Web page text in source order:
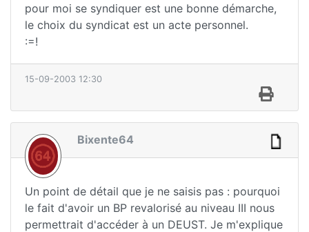
pour moi se syndiquer est une bonne démarche,
le choix du syndicat est un acte personnel.
:=!
15-09-2003 12:30
Bixente64
Un point de détail que je ne saisis pas : pourquoi
le fait d'avoir un BP revalorisé au niveau III nous
permettrait d'accéder à un DEUST. Je m'explique